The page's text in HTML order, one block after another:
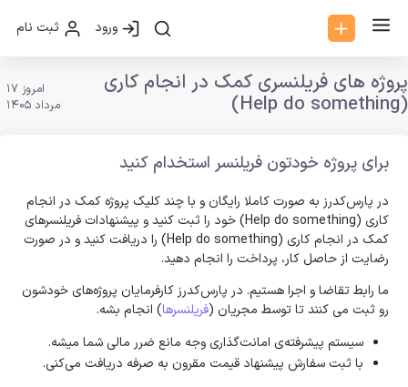
ورود ثبت نام
پروژه های فریلنسری کمک در انجام کاری
(Help do something)
امروز 17
مرداد 1405
برای پروژه خودتون فریلنسر استخدام کنید
در پارس‌کدرز به صورت کاملا رایگان و با چند کلیک پروژه کمک در انجام
کاری (Help do something) خود را ثبت کنید و پیشنهادات فریلنسر‌های
کمک در انجام کاری (Help do something) را دریافت کنید و در صورت
رضایت از حاصل کار، پرداخت را انجام دهید.
ما رابط تقاضا و اجرا هستیم. در پارس‌کدرز کارفرمایان پروژه‌های خودشون
رو ثبت می کنند تا توسط مجریان (فریلنسرها) انجام بشه.
سیستم پیشرفته‌ی امانت‌گذاری وجه مانع ضرر مالی شما میشه.
با ثبت سفارش پیشنهاد قیمت مقرون به صرفه دریافت می‌کنی.